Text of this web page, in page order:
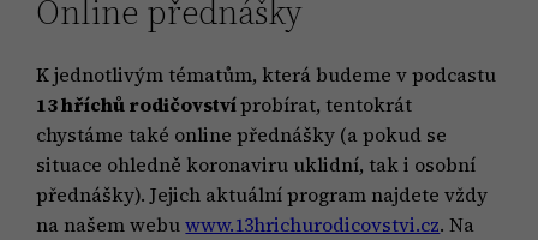
Online přednášky
K jednotlivým tématům, která budeme v podcastu
13 hříchů rodičovstvíprobírat, tentokrát
chystáme také online přednášky (a pokud se
situace ohledně koronaviru uklidní, tak i osobní
přednášky). Jejich aktuální program najdete vždy
na našem webuwww.13hrichurodicovstvi.cz. Na